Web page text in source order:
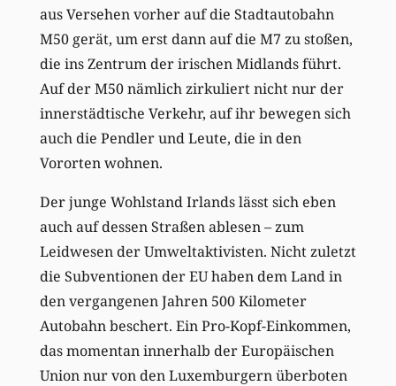
aus Versehen vorher auf die Stadtautobahn
M50 gerät, um erst dann auf die M7 zu stoßen,
die ins Zentrum der irischen Midlands führt.
Auf der M50 nämlich zirkuliert nicht nur der
innerstädtische Verkehr, auf ihr bewegen sich
auch die Pendler und Leute, die in den
Vororten wohnen.
Der junge Wohlstand Irlands lässt sich eben
auch auf dessen Straßen ablesen – zum
Leidwesen der Umweltaktivisten. Nicht zuletzt
die Subventionen der EU haben dem Land in
den vergangenen Jahren 500 Kilometer
Autobahn beschert. Ein Pro-Kopf-Einkommen,
das momentan innerhalb der Europäischen
Union nur von den Luxemburgern überboten